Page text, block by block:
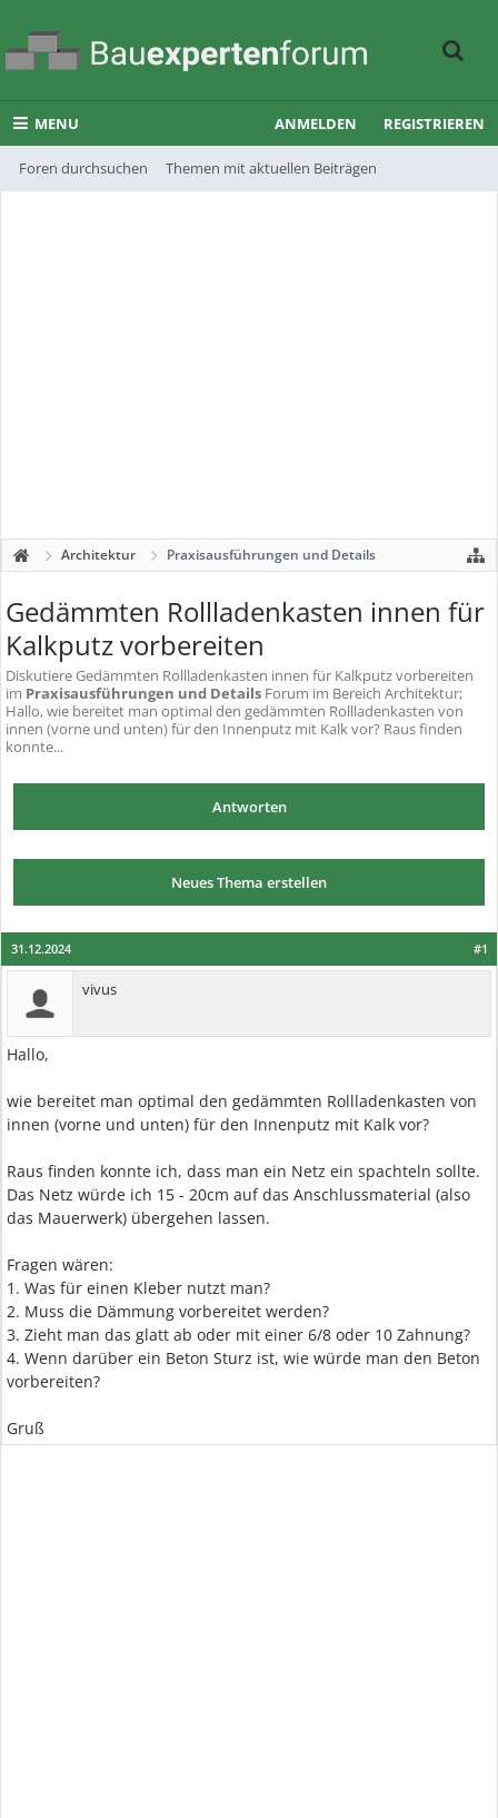
MENU
Foren durchsuchen Themen mit aktuellen Beiträgen
ANMELDEN REGISTRIEREN
Architektur Praxisausführungen und Details
Gedämmten Rollladenkasten innen für
Kalkputz vorbereiten
DiskutiereGedämmten Rollladenkasten innen für Kalkputz vorbereiten
im Praxisausführungen und Details Forum im Bereich Architektur;
Hallo, wie bereitet man optimal den gedämmten Rollladenkasten von
innen (vorne und unten) für den Innenputz mit Kalk vor? Raus finden
konnte...
Antworten
Neues Thema erstellen
#1
31.12.2024
vivus
Hallo,
wie bereitet man optimal den gedämmten Rollladenkasten von
innen (vorne und unten) für den Innenputz mit Kalk vor?
Raus finden konnte ich, dass man ein Netz ein spachteln sollte.
Das Netz würde ich 15 - 20cm auf das Anschlussmaterial (also
das Mauerwerk) übergehen lassen.
Fragen wären:
1. Was für einen Kleber nutzt man?
2. Muss die Dämmung vorbereitet werden?
3. Zieht man das glatt ab oder mit einer 6/8 oder 10 Zahnung?
4. Wenn darüber ein Beton Sturz ist, wie würde man den Beton
vorbereiten?
Gruß